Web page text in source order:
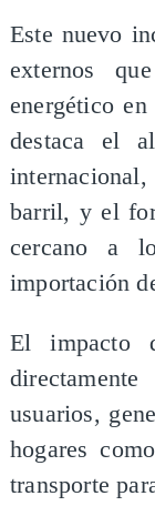
Este nuevo
externos
energético
destaca el
barril, y el
cercano a
importación
El impacto
usuarios,
hogares
transporte